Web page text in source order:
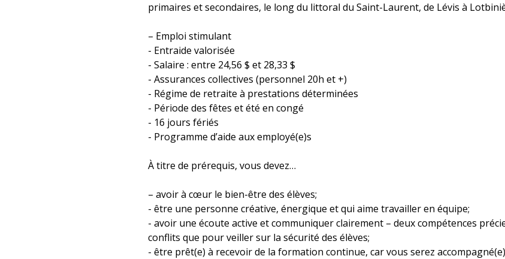
primaires et secondaires, le long du littoral du Saint-Laurent, de Lévis à
– Emploi stimulant
- Entraide valorisée
- Salaire : entre 24,56 $ et 28,33 $
- Assurances collectives (personnel 20h et +)
- Régime de retraite à prestations déterminées
- Période des fêtes et été en congé
- 16 jours fériés
- Programme d’aide aux employé(e)s
À titre de prérequis, vous devez…
– avoir à cœur le bien-être des élèves;
- être une personne créative, énergique et qui aime travailler en équipe;
- avoir une écoute active et communiquer clairement – deux compétences
conflits que pour veiller sur la sécurité des élèves;
- être prêt(e) à recevoir de la formation continue, car vous serez